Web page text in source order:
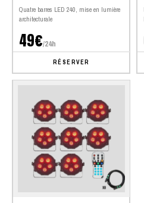
Quatre barres LED 240, mise en lumière
architecturale
49€/24h
RÉSERVER